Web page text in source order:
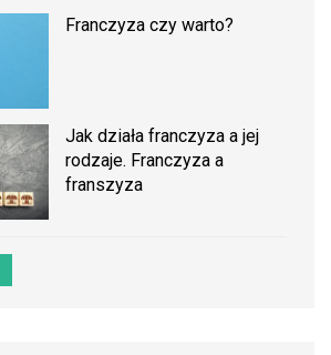
Franczyza czy warto?
Jak działa franczyza a jej
rodzaje. Franczyza a
franszyza